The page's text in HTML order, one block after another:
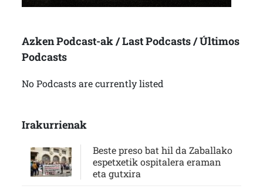
Azken Podcast-ak / Last Podcasts / Últimos
Podcasts
No Podcasts are currently listed
Irakurrienak
Beste preso bat hil da Zaballako
espetxetik ospitalera eraman
eta gutxira